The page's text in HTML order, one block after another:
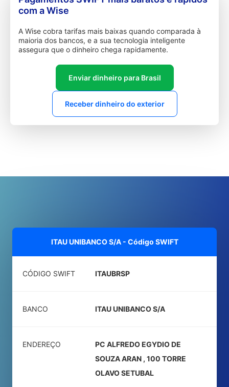
com a Wise
A Wise cobra tarifas mais baixas quando comparada à
maioria dos bancos, e a sua tecnologia inteligente
assegura que o dinheiro chega rapidamente.
Enviar dinheiro para Brasil
Receber dinheiro do exterior
ITAU UNIBANCO S/A - Código SWIFT
CÓDIGO SWIFT ITAUBRSP
BANCO ITAU UNIBANCO S/A
ENDEREÇO
PC ALFREDO EGYDIO DE
SOUZA ARAN , 100 TORRE
OLAVO SETUBAL